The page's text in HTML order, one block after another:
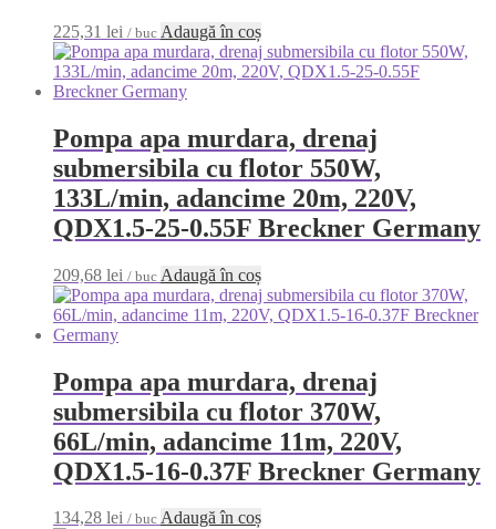
225,31 lei / buc Adaugă în coș
Pompa apa murdara, drenaj
submersibila cu flotor 550W,
133L/min, adancime 20m, 220V,
QDX1.5-25-0.55F Breckner Germany
209,68 lei / buc Adaugă în coș
Pompa apa murdara, drenaj
submersibila cu flotor 370W,
66L/min, adancime 11m, 220V,
QDX1.5-16-0.37F Breckner Germany
134,28 lei / buc Adaugă în coș